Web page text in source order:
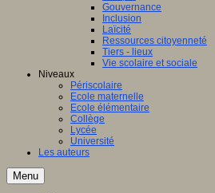
Gouvernance
Inclusion
Laïcité
Ressources citoyenneté
Tiers - lieux
Vie scolaire et sociale
Niveaux
Périscolaire
Ecole maternelle
Ecole élémentaire
Collège
Lycée
Université
Les auteurs
Menu